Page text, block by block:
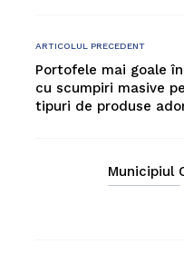
ARTICOLUL PRECEDENT
Portofele mai goale
cu scumpiri masive
tipuri de produse
Municipiul